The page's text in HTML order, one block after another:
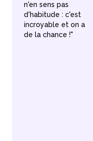
n'en sens pas
d'habitude : c'est
incroyable et on a
de la chance !"